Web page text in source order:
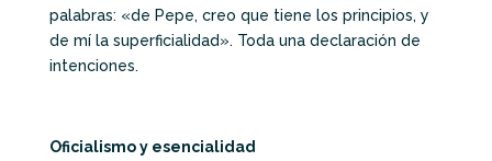
palabras: «de Pepe, creo que tiene los principios, y
de mí la superficialidad». Toda una declaración de
intenciones.
Oficialismo y esencialidad